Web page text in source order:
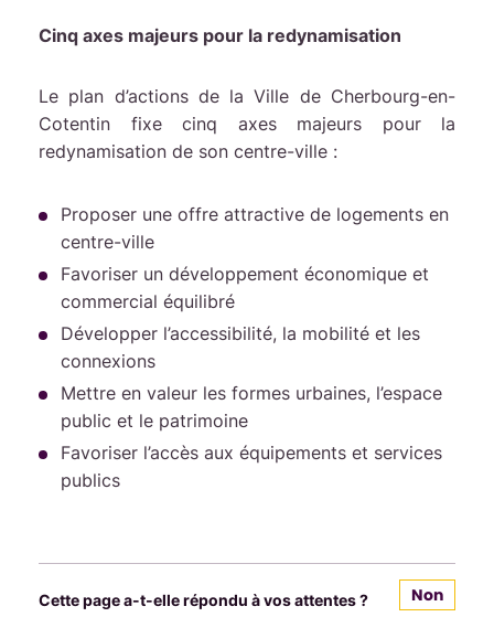
Cinq axes majeurs pour la redynamisation
Le plan d’actions de la Ville de Cherbourg-en-
Cotentin fixe cinq axes majeurs pour la
redynamisation de son centre-ville :
Proposer une offre attractive de logements en
centre-ville
Favoriser un développement économique et
commercial équilibré
Développer l’accessibilité, la mobilité et les
connexions
Mettre en valeur les formes urbaines, l’espace
public et le patrimoine
Favoriser l’accès aux équipements et services
publics
Cette page a-t-elle répondu à vos attentes ? Non